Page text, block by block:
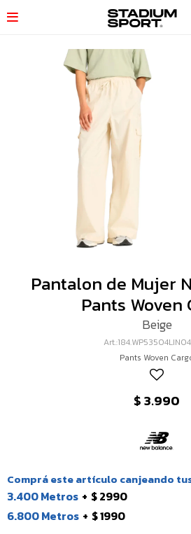

Pantalon de Mujer
Pants Woven
Beige
Pants Woven
$3.990
Comprá este artículo canjeando
3.400 Metros $ 2990
6.800 Metros $ 1990